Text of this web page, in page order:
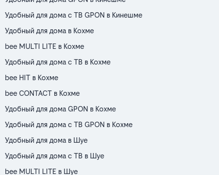
Удобный для дома с ТВ GPON в Кинешме
Удобный для дома в Кохме
bee MULTI LITE в Кохме
Удобный для дома с ТВ в Кохме
bee HIT в Кохме
bee CONTACT в Кохме
Удобный для дома GPON в Кохме
Удобный для дома с ТВ GPON в Кохме
Удобный для дома в Шуе
Удобный для дома с ТВ в Шуе
bee MULTI LITE в Шуе